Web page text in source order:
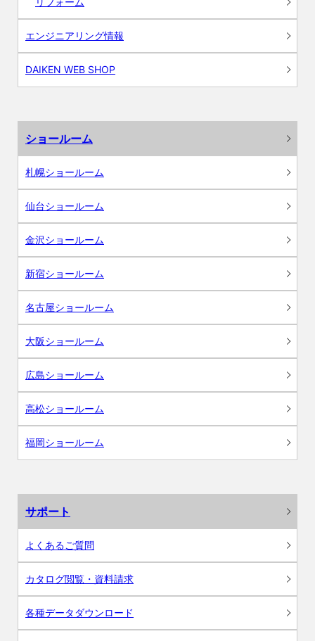
エンジニアリング情報
DAIKEN WEB SHOP
ショールーム
札幌ショールーム
仙台ショールーム
金沢ショールーム
新宿ショールーム
名古屋ショールーム
大阪ショールーム
広島ショールーム
高松ショールーム
福岡ショールーム
サポート
よくあるご質問
カタログ閲覧・資料請求
各種データダウンロード